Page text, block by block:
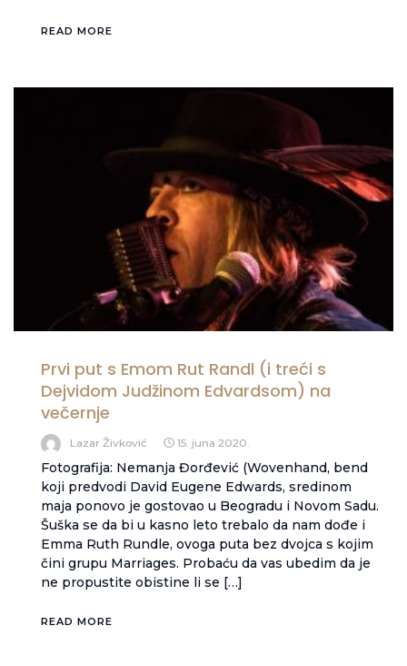
READ MORE
Prvi put s Emom Rut Randl (i treći s
Dejvidom Judžinom Edvardsom) na
večernje
Lazar Živković 15. juna 2020.
Fotografija: Nemanja Đorđević (Wovenhand, bend
koji predvodi David Eugene Edwards, sredinom
maja ponovo je gostovao u Beogradu i Novom Sadu.
Šuška se da bi u kasno leto trebalo da nam dođe i
Emma Ruth Rundle, ovoga puta bez dvojca s kojim
čini grupu Marriages. Probaću da vas ubedim da je
ne propustite obistine li se […]
READ MORE